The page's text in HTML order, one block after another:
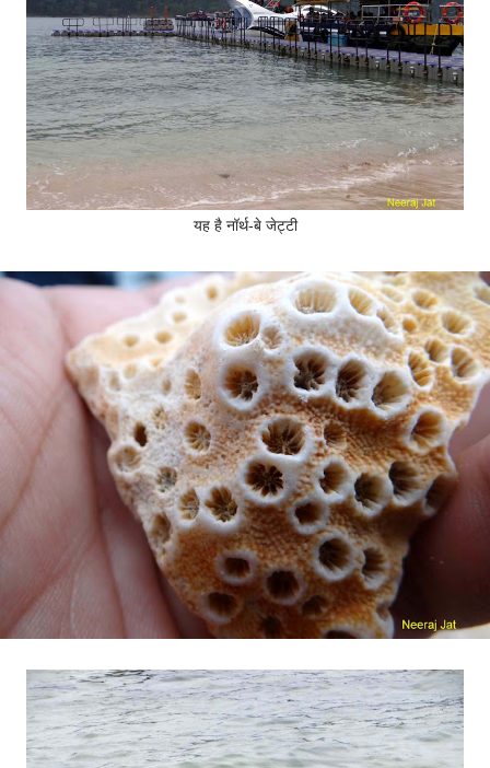
यह है नॉर्थ-बे जेट्टी